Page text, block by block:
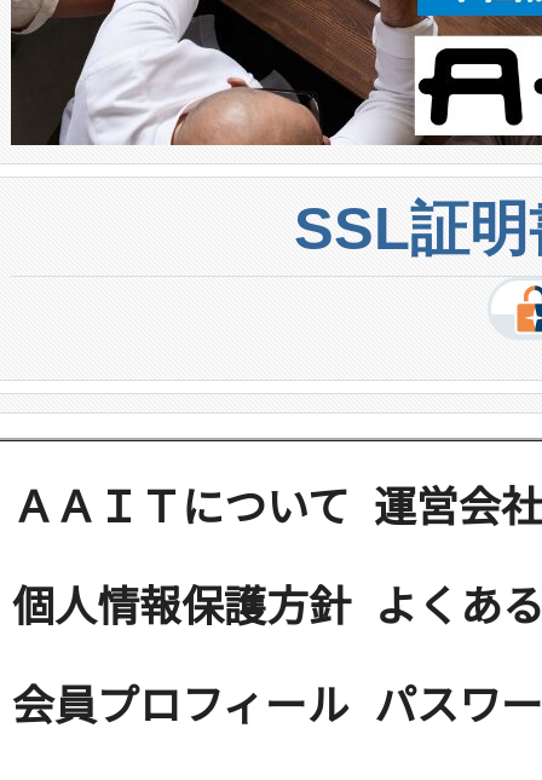
SSL証
ＡＡＩＴについて 運営会社
個人情報保護方針 よくあ
会員プロフィール パスワ